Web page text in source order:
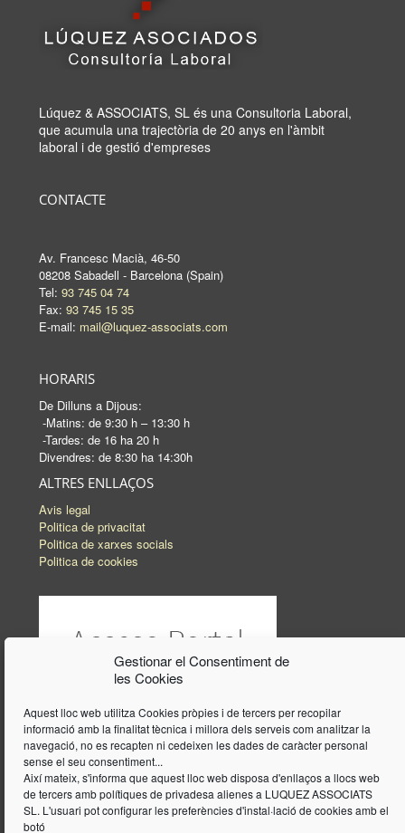
Gestionar el Consentiment de
les Cookies
Aquest lloc web utilitza Cookies pròpies i de tercers per recopilar
informació amb la finalitat tècnica i millora dels serveis com analitzar la
navegació, no es recapten ni cedeixen les dades de caràcter personal
sense el seu consentiment...
Així mateix, s'informa que aquest lloc web disposa d'enllaços a llocs web
de tercers amb polítiques de privadesa alienes a LUQUEZ ASSOCIATS
SL. L'usuari pot configurar les preferències d'instal·lació de cookies amb el
botó
Lúquez & ASSOCIATS, SL és una Consultoria Laboral,
que acumula una trajectòria de 20 anys en l'àmbit
laboral i de gestió d'empreses
CONTACTE
Av. Francesc Macià, 46-50
08208 Sabadell - Barcelona (Spain)
Tel: 93 745 04 74
Fax: 93 745 15 35
E-mail: mail@luquez-associats.com
HORARIS
De Dilluns a Dijous:
-Matins: de 9:30 h – 13:30 h
-Tardes: de 16 ha 20 h
Divendres: de 8:30 ha 14:30h
ALTRES ENLLAÇOS
Avis legal
Politica de privacitat
Politica de xarxes socials
Politica de cookies